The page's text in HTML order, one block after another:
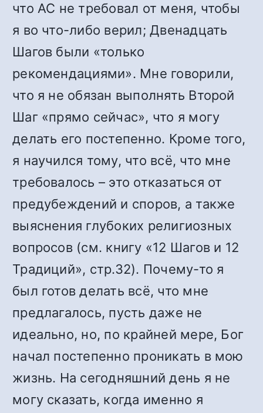
что АС не требовал от меня, чтобы
я во что-либо верил; Двенадцать
Шагов были «только
рекомендациями». Мне говорили,
что я не обязан выполнять Второй
Шаг «прямо сейчас», что я могу
делать его постепенно. Кроме того,
я научился тому, что всё, что мне
требовалось – это отказаться от
предубеждений и споров, а также
выяснения глубоких религиозных
вопросов (см. книгу «12 Шагов и 12
Традиций», стр.32). Почему-то я
был готов делать всё, что мне
предлагалось, пусть даже не
идеально, но, по крайней мере, Бог
начал постепенно проникать в мою
жизнь. На сегодняшний день я не
могу сказать, когда именно я